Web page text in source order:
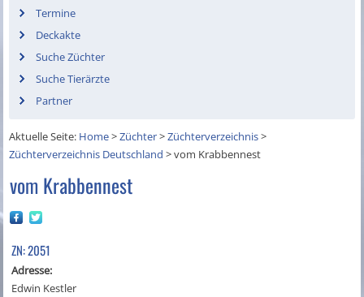
Termine
Deckakte
Suche Züchter
Suche Tierärzte
Partner
Aktuelle Seite: Home>Züchter>Züchterverzeichnis>
Züchterverzeichnis Deutschland >vom Krabbennest
vom Krabbennest
ZN: 2051
Adresse:
Edwin Kestler